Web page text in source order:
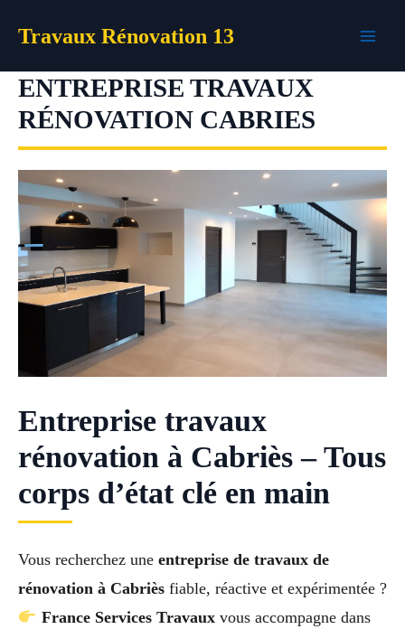
Travaux Rénovation 13
ENTREPRISE TRAVAUX
RÉNOVATION CABRIES
Entreprise travaux
rénovation à Cabriès – Tous
corps d’état clé en main
Vous recherchez une entreprise de travaux de
rénovation à Cabriès fiable, réactive et expérimentée ?
France Services Travauxvous accompagne dans